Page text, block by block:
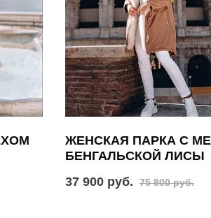
ЖЕНСКАЯ ПАРКА С
БЕНГАЛЬСКОЙ ЛИСЫ
37 900 руб.
75 800 руб.